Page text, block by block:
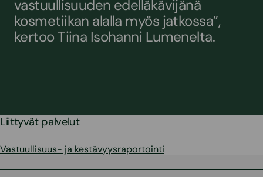
vastuullisuuden edelläkävijänä
kosmetiikan alalla myös jatkossa”,
kertoo Tiina Isohanni Lumenelta.
Liittyvät palvelut
Vastuullisuus- ja kestävyysraportointi